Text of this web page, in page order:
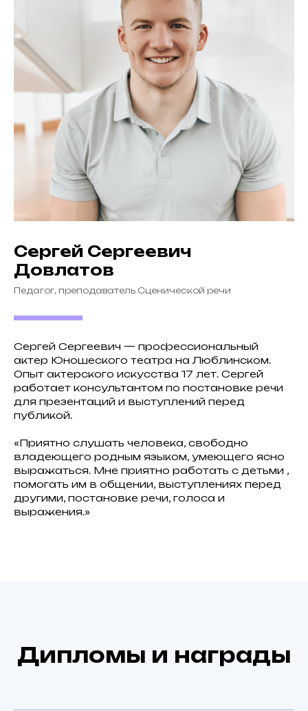
Сергей Сергеевич
Довлатов
Педагог, преподаватель Сценической речи
Сергей Сергеевич — профессиональный
актер Юношеского театра на Люблинском.
Опыт актерского искусства 17 лет. Сергей
работает консультантом по постановке речи
для презентаций и выступлений перед
публикой.
«Приятно слушать человека, свободно
владеющего родным языком, умеющего ясно
выражаться. Мне приятно работать с детьми ,
помогать им в общении, выступлениях перед
другими, постановке речи, голоса и
выражения.»
Дипломы и награды